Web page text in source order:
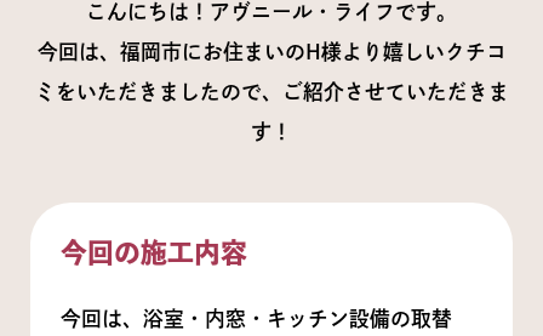
こんにちは！アヴニール・ライフです。
今回は、福岡市にお住まいのH様より嬉しいクチコ
ミをいただきましたので、ご紹介させていただきま
す！
今回の施工内容
今回は、浴室・内窓・キッチン設備の取替